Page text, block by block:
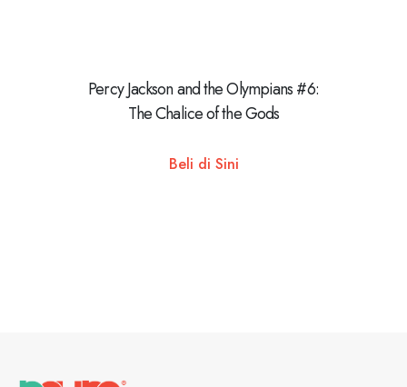
Percy Jackson and the Olympians #6:
The Chalice of the Gods
Beli di Sini